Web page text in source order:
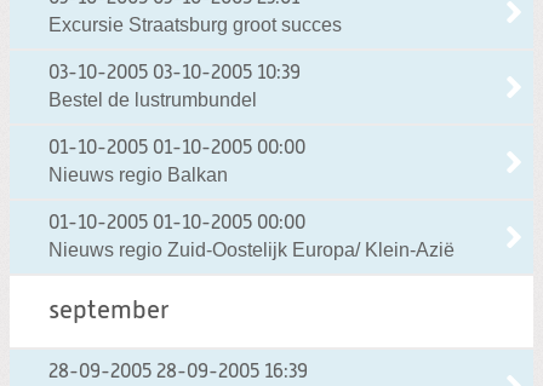
Excursie Straatsburg groot succes
03-10-2005 03-10-2005 10:39
Bestel de lustrumbundel
01-10-2005 01-10-2005 00:00
Nieuws regio Balkan
01-10-2005 01-10-2005 00:00
Nieuws regio Zuid-Oostelijk Europa/ Klein-Azië
september
28-09-2005 28-09-2005 16:39